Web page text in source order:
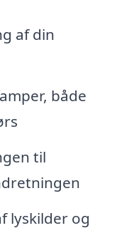
af din
både
til
lyskilder og